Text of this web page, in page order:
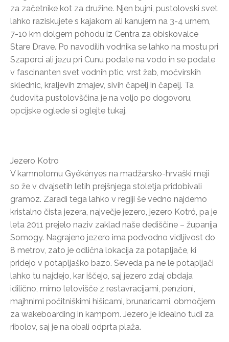
za začetnike kot za družine. Njen bujni, pustolovski svet
lahko raziskujete s kajakom ali kanujem na 3-4 urnem,
7-10 km dolgem pohodu iz Centra za obiskovalce
Stare Drave. Po navodilih vodnika se lahko na mostu pri
Szaporci ali jezu pri Cunu podate na vodo in se podate
v fascinanten svet vodnih ptic, vrst žab, močvirskih
sklednic, kraljevih zmajev, sivih čapelj in čapelj. Ta
čudovita pustolovščina je na voljo po dogovoru,
opcijske oglede si oglejte tukaj.
Jezero Kotro
V kamnolomu Gyékényes na madžarsko-hrvaški meji
so že v dvajsetih letih prejšnjega stoletja pridobivali
gramoz. Zaradi tega lahko v regiji še vedno najdemo
kristalno čista jezera, največje jezero, jezero Kotró, pa je
leta 2011 prejelo naziv zaklad naše dediščine – županija
Somogy. Nagrajeno jezero ima podvodno vidljivost do
8 metrov, zato je odlična lokacija za potapljače, ki
pridejo v potapljaško bazo. Seveda pa ne le potapljači
lahko tu najdejo, kar iščejo, saj jezero zdaj obdaja
idilično, mirno letovišče z restavracijami, penzioni,
majhnimi počitniškimi hišicami, brunaricami, območjem
za wakeboarding in kampom. Jezero je idealno tudi za
ribolov, saj je na obali odprta plaža.